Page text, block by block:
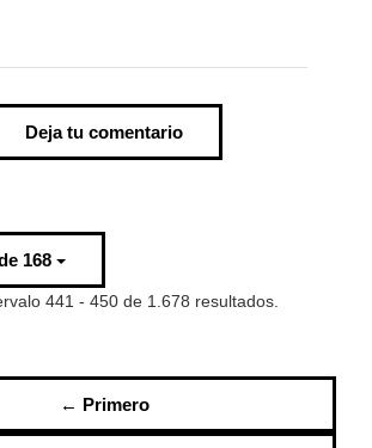
Deja tu comentario
168
441 - 450 de 1.678 resultados.
← Primero